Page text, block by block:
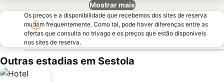
Mostrar mais
Os preços e a disponibilidade que recebemos dos sites de reserva
mudam frequentemente. Como tal, pode haver diferenças entre as
ofertas que consulta no trivago e os preços que estão disponíveis
nos sites de reserva.
Outras estadias em Sestola